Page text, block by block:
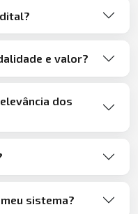
e valor?
dos
sistema?